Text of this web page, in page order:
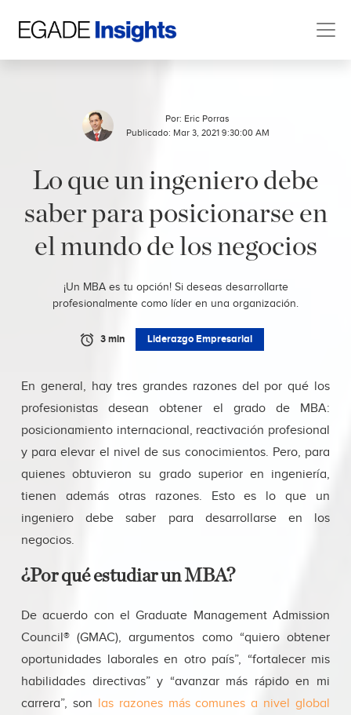
Por: Eric Porras
Publicado: Mar 3, 2021 9:30:00 AM
Lo que un ingeniero debe
saber para posicionarse en
el mundo de los negocios
¡Un MBA es tu opción! Si deseas desarrollarte
profesionalmente como líder en una organización.
3 min Liderazgo Empresarial
En general, hay tres grandes razones del por qué los
profesionistas desean obtener el grado de MBA:
posicionamiento internacional, reactivación profesional
y para elevar el nivel de sus conocimientos. Pero, para
quienes obtuvieron su grado superior en ingeniería,
tienen además otras razones. Esto es lo que un
ingeniero debe saber para desarrollarse en los
negocios.
¿Por qué estudiar un MBA?
De acuerdo con el Graduate Management Admission
Council® (GMAC), argumentos como “quiero obtener
oportunidades laborales en otro país”, “fortalecer mis
habilidades directivas” y “avanzar más rápido en mi
carrera”, son las razones más comunes a nivel global